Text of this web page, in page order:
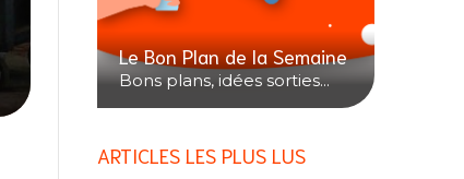
Le Bon Plan de la Semaine
Bons plans, idées sorties...
ARTICLES LES PLUS LUS